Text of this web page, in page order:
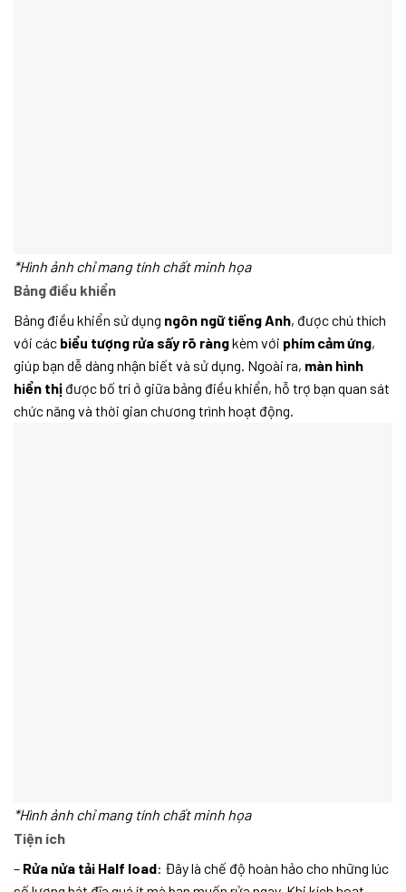
*Hình ảnh chỉ mang tính chất minh họa
Bảng điều khiển
Bảng điều khiển sử dụng ngôn ngữ tiếng Anh, được chú thích
với các biểu tượng rửa sấy rõ ràngkèm với phím cảm ứng,
giúp bạn dễ dàng nhận biết và sử dụng. Ngoài ra, màn hình
hiển thị được bố trí ở giữa bảng điều khiển, hỗ trợ bạn quan sát
chức năng và thời gian chương trình hoạt động.
*Hình ảnh chỉ mang tính chất minh họa
Tiện ích
– Rửa nửa tải Half load: Đây là chế độ hoàn hảo cho những lúc